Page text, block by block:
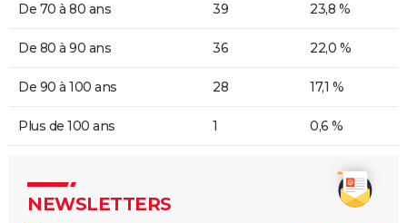
De 70 à 80 ans 39 23,8 %
De 80 à 90 ans 36 22,0 %
De 90 à 100 ans 28 17,1 %
Plus de 100 ans 1 0,6 %
NEWSLETTERS